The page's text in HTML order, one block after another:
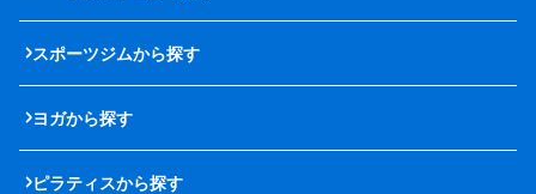
スポーツジムから探す
ヨガから探す
ピラティスから探す